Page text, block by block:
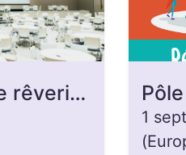
Festival la Grande rêverie à Oullins
1
(